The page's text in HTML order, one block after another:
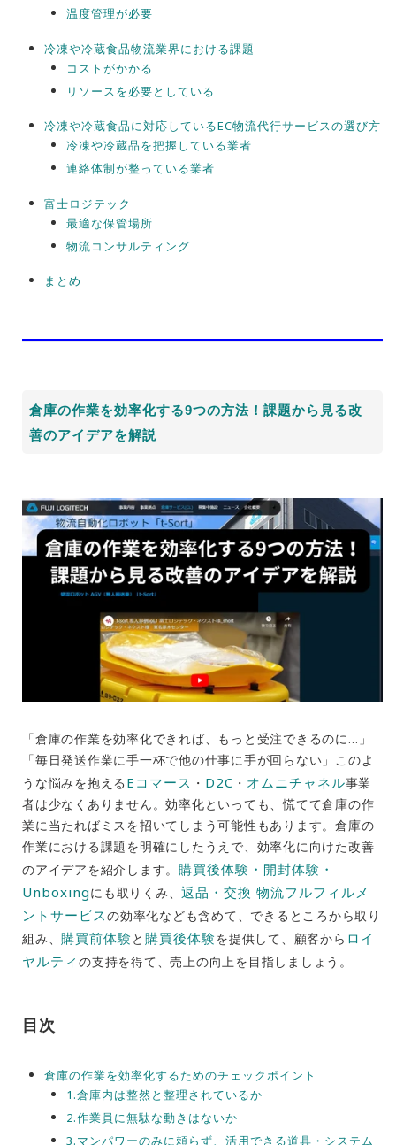
温度管理が必要
冷凍や冷蔵食品物流業界における課題
コストがかかる
リソースを必要としている
冷凍や冷蔵食品に対応しているEC物流代行サービスの選び方
冷凍や冷蔵品を把握している業者
連絡体制が整っている業者
富士ロジテック
最適な保管場所
物流コンサルティング
まとめ
倉庫の作業を効率化する9つの方法！課題から見る改
善のアイデアを解説
「倉庫の作業を効率化できれば、もっと受注できるのに…」
「毎日発送作業に手一杯で他の仕事に手が回らない」このよ
うな悩みを抱える Eコマース ・ D2C ・ オムニチャネル事業
者は少なくありません。効率化といっても、慌てて倉庫の作
業に当たればミスを招いてしまう可能性もあります。倉庫の
作業における課題を明確にしたうえで、効率化に向けた改善
のアイデアを紹介します。 購買後体験・開封体験・
Unboxingにも取りくみ、返品・交換 物流フルフィルメ
ントサービスの効率化なども含めて、できるところから取り
組み、購買前体験 と 購買後体験を提供して、顧客から ロイ
ヤルティ の支持を得て、売上の向上を目指しましょう。
目次
倉庫の作業を効率化するためのチェックポイント
1.倉庫内は整然と整理されているか
2.作業員に無駄な動きはないか
3.マンパワーのみに頼らず、活用できる道具・システム